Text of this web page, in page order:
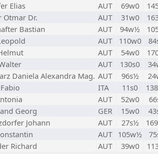
Elias AUT 69w0
Otmar Dr. AUT 31w0
Bastian AUT 94w½
AUT 110w0
AUT 54w0
AUT 130s0
Daniela Alexandra Mag. AUT 96s½
ITA 11s0
AUT 52w0
Georg GER 15w0
Johann AUT 27s½
AUT 105w½
Richard AUT 39w0